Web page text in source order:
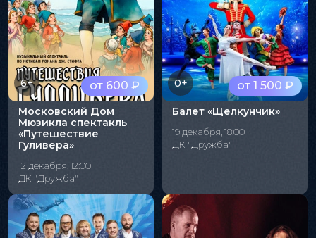
от 600 ₽
6+
Московский Дом
Мюзикла спектакль
«Путешествие
Гуливера»
12 декабря, 12:00
ДК "Дружба"
от 1 500 ₽
0+
Балет «Щелкунчик»
19 декабря, 18:00
ДК "Дружба"